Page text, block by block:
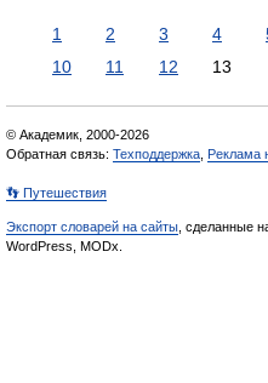
1 2 3 4
10
11 12 13
© Академик, 2000-2026
Обратная связь: Техподдержка Реклама
👣 Путешествия
Экспорт словарей на сайты , сделанные
WordPress, MODx.